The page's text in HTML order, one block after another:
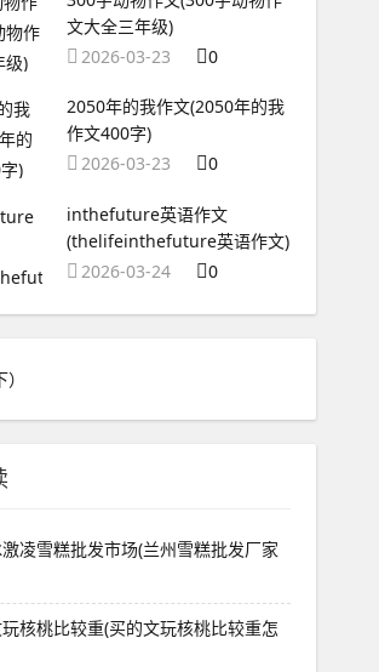
文大全三年级)
2026-03-23
0
2050年的我作文(2050年的我
作文400字)
2026-03-23
0
inthefuture英语作文
(thelifeinthefuture英语作文)
2026-03-24
0
凌雪糕批发市场(兰州雪糕批发厂家
核桃比较重(买的文玩核桃比较重怎